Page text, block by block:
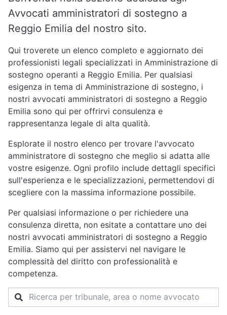
Avvocati amministratori di sostegno a
Reggio Emilia del nostro sito.
Qui troverete un elenco completo e aggiornato dei
professionisti legali specializzati in Amministrazione di
sostegno operanti a Reggio Emilia. Per qualsiasi
esigenza in tema di Amministrazione di sostegno, i
nostri avvocati amministratori di sostegno a Reggio
Emilia sono qui per offrirvi consulenza e
rappresentanza legale di alta qualità.
Esplorate il nostro elenco per trovare l'avvocato
amministratore di sostegno che meglio si adatta alle
vostre esigenze. Ogni profilo include dettagli specifici
sull'esperienza e le specializzazioni, permettendovi di
scegliere con la massima informazione possibile.
Per qualsiasi informazione o per richiedere una
consulenza diretta, non esitate a contattare uno dei
nostri avvocati amministratori di sostegno a Reggio
Emilia. Siamo qui per assistervi nel navigare le
complessità del diritto con professionalità e
competenza.